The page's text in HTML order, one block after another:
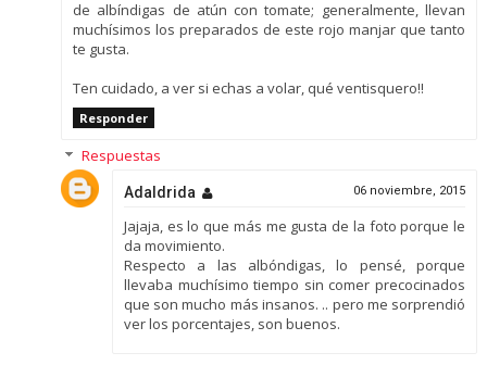
de albíndigas de atún con tomate; generalmente, llevan
muchísimos los preparados de este rojo manjar que tanto
te gusta.
Ten cuidado, a ver si echas a volar, qué ventisquero!!
Responder
Respuestas
Adaldrida 06 noviembre, 2015
Jajaja, es lo que más me gusta de la foto porque le
da movimiento.
Respecto a las albóndigas, lo pensé, porque
llevaba muchísimo tiempo sin comer precocinados
que son mucho más insanos. .. pero me sorprendió
ver los porcentajes, son buenos.